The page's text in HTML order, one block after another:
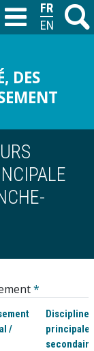
M
DES
T
*
/
principale
FRANÇAIS
ENGLISH